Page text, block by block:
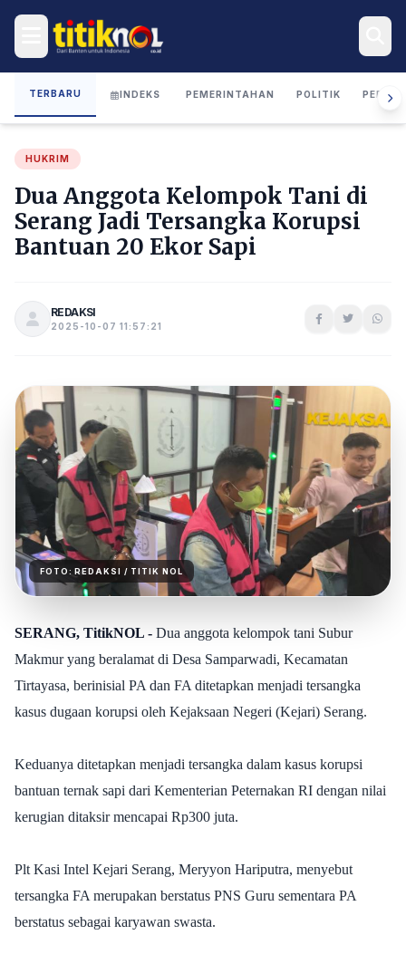
TERBARU INDEKS PEMERINTAHAN POLITIK
HUKRIM
Dua Anggota Kelompok Tani di
Serang Jadi Tersangka Korupsi
Bantuan 20 Ekor Sapi
REDAKSI
2025-10-07 11:57:21
FOTO:REDAKSI / TITIK NOL
SERANG, TitikNOL - Dua anggota kelompok tani Subur
Makmur yang beralamat di Desa Samparwadi, Kecamatan
Tirtayasa, berinisial PA dan FA ditetapkan menjadi tersangka
kasus dugaan korupsi oleh Kejaksaan Negeri (Kejari) Serang.
Keduanya ditetapkan menjadi tersangka dalam kasus korupsi
bantuan ternak sapi dari Kementerian Peternakan RI dengan nilai
kerugian ditaksir mencapai Rp300 juta.
Plt Kasi Intel Kejari Serang, Meryyon Hariputra, menyebut
tersangka FA merupakan berstatus PNS Guru sementara PA
berstatus sebagai karyawan swasta.